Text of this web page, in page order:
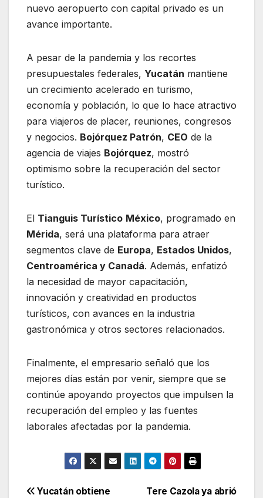
nuevo aeropuerto con capital privado es un
avance importante.
A pesar de la pandemia y los recortes
presupuestales federales, Yucatán mantiene
un crecimiento acelerado en turismo,
economía y población, lo que lo hace atractivo
para viajeros de placer, reuniones, congresos
y negocios. Bojórquez Patrón, CEO de la
agencia de viajes Bojórquez, mostró
optimismo sobre la recuperación del sector
turístico.
El Tianguis Turístico México, programado en
Mérida, será una plataforma para atraer
segmentos clave de Europa, Estados Unidos,
Centroamérica y Canadá. Además, enfatizó
la necesidad de mayor capacitación,
innovación y creatividad en productos
turísticos, con avances en la industria
gastronómica y otros sectores relacionados.
Finalmente, el empresario señaló que los
mejores días están por venir, siempre que se
continúe apoyando proyectos que impulsen la
recuperación del empleo y las fuentes
laborales afectadas por la pandemia.
Tere Cazola ya abrió
Yucatán obtiene